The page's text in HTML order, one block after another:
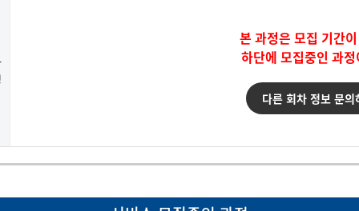
본 과정은 모집 기간
하단에 모집중인 과
다른 회차 정보 문